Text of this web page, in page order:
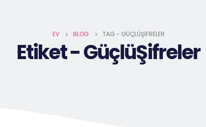
EV BLOG TAG - GÜÇLÜŞIFRELER
Etiket - GüçlüŞifreler